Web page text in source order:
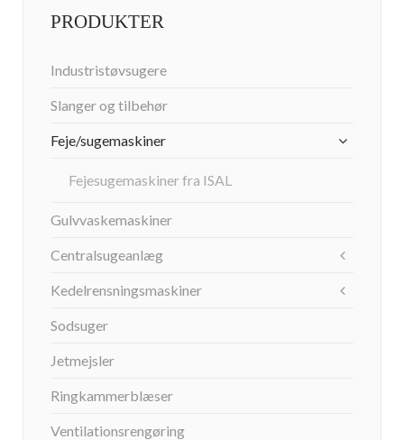
PRODUKTER
Industristøvsugere
Slanger og tilbehør
Feje/sugemaskiner
Fejesugemaskiner fra ISAL
Gulvvaskemaskiner
Centralsugeanlæg
Kedelrensningsmaskiner
Sodsuger
Jetmejsler
Ringkammerblæser
Ventilationsrengøring